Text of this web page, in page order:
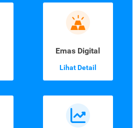
Emas Digital
Lihat Detail